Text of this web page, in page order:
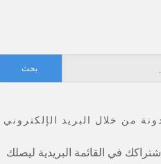
البحث
عن:
من خلال البريد الإلكتروني
في القائمة البريدية ليصلك